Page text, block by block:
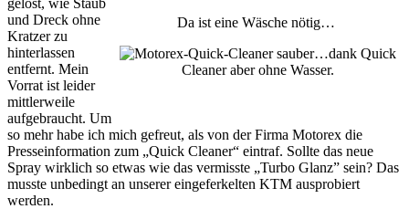
Da ist eine Wäsche nötig…
…dank Quick
Cleaner aber ohne Wasser.
und Dreck ohne
Kratzer zu
hinterlassen
entfernt. Mein
Vorrat ist leider
mittlerweile
aufgebraucht. Um
so mehr habe ich mich gefreut, als von der Firma Motorex die
Presseinformation zum „Quick Cleaner“ eintraf. Sollte das neue
Spray wirklich so etwas wie das vermisste „Turbo Glanz” sein? Das
musste unbedingt an unserer eingeferkelten KTM ausprobiert
werden.